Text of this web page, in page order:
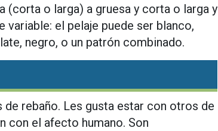
(corta o larga) a gruesa y corta o larga y
el pelaje puede ser blanco,
negro, o un patrón combinado.
de rebaño. Les gusta estar con otros de
con el afecto humano. Son